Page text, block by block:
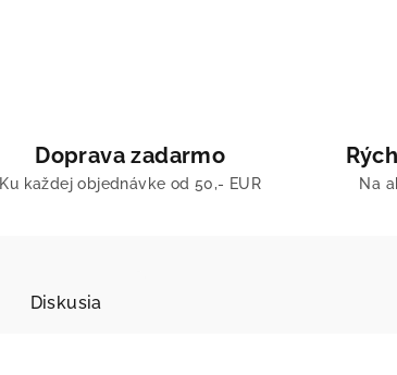
Doprava zadarmo
Ku každej objednávke od 50,- EUR Na
Diskusia